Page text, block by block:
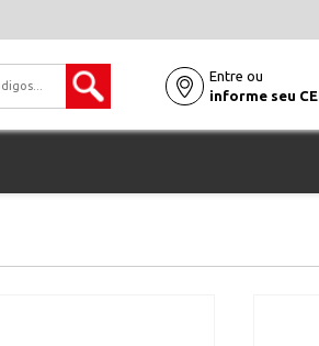
Entre ou
informe seu